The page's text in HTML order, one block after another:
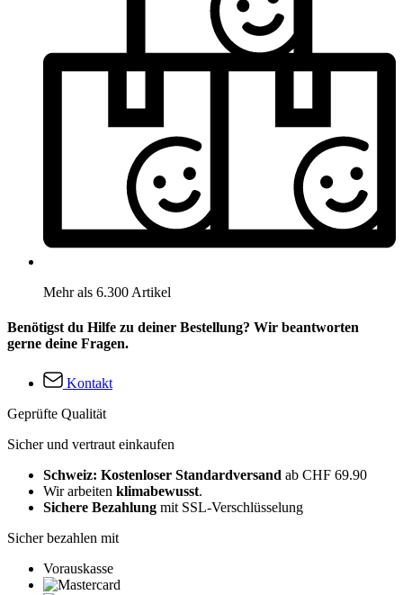
Mehr als 6.300 Artikel
Benötigst du Hilfe zu deiner Bestellung? Wir beantworten
gerne deine Fragen.
Kontakt
Geprüfte Qualität
Sicher und vertraut einkaufen
Schweiz: Kostenloser Standardversand ab CHF 69.90
Wir arbeiten klimabewusst.
Sichere Bezahlung mit SSL-Verschlüsselung
Sicher bezahlen mit
Vorauskasse